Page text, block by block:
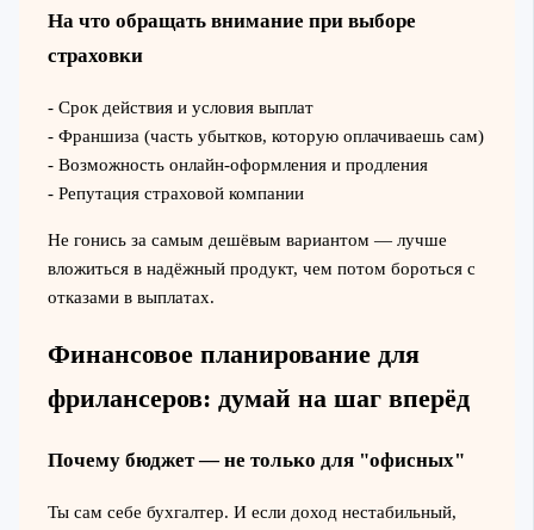
На что обращать внимание при выборе
страховки
- Срок действия и условия выплат
- Франшиза (часть убытков, которую оплачиваешь сам)
- Возможность онлайн-оформления и продления
- Репутация страховой компании
Не гонись за самым дешёвым вариантом — лучше
вложиться в надёжный продукт, чем потом бороться с
отказами в выплатах.
Финансовое планирование для
фрилансеров: думай на шаг вперёд
Почему бюджет — не только для "офисных"
Ты сам себе бухгалтер. И если доход нестабильный,